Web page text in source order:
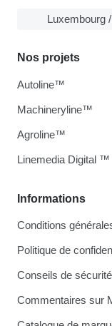
Luxembourg
Informations
Conditions
Politique de
Conseils de sécurité
Commentaires sur
Nos projets
Autoline™
Machineryline™
Agroline™
Linemedia Digital ™